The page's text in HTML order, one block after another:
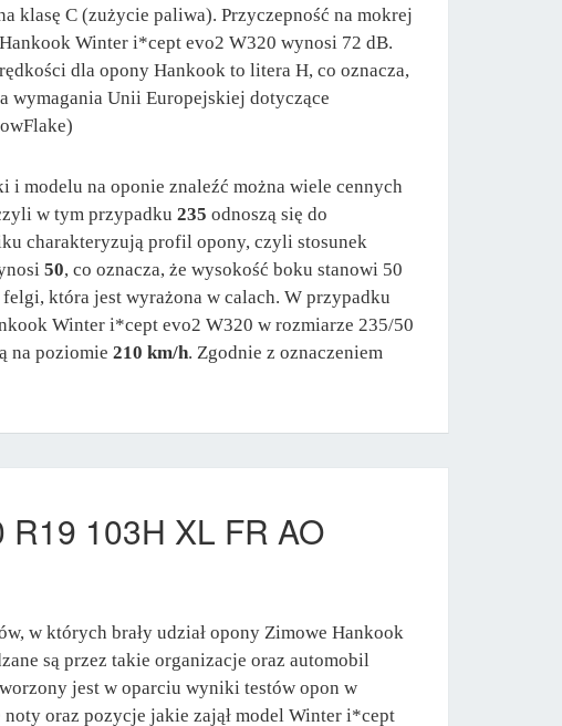
klasę C (zużycie paliwa). Przyczepność na mokrej
Winter i*cept evo2 W320 wynosi 72 dB.
dla opony Hankook to litera H, co oznacza,
wymagania Unii Europejskiej dotyczące
i modelu na oponie znaleźć można wiele cennych
w tym przypadku 235 odnoszą się do
charakteryzują profil opony, czyli stosunek
50, co oznacza, że wysokość boku stanowi 50
która jest wyrażona w calach. W przypadku
Winter i*cept evo2 W320 w rozmiarze 235/50
na poziomie 210 km/h. Zgodnie z oznaczeniem
103H XL FR AO
w których brały udział opony Zimowe Hankook
są przez takie organizacje oraz automobil
jest w oparciu wyniki testów opon w
oraz pozycje jakie zajął model Winter i*cept